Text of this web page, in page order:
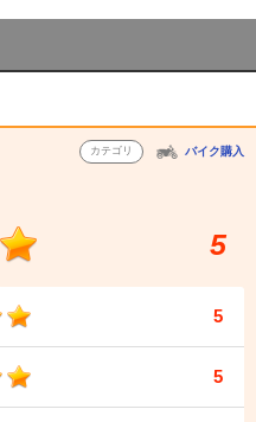
カテゴリ バイク購入
5
5
5